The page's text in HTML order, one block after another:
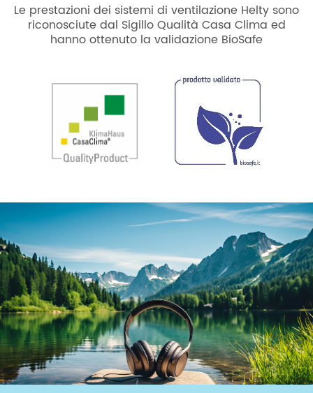
Le prestazioni dei sistemi di ventilazione Helty sono
riconosciute dal Sigillo Qualità Casa Clima ed
hanno ottenuto la validazione BioSafe